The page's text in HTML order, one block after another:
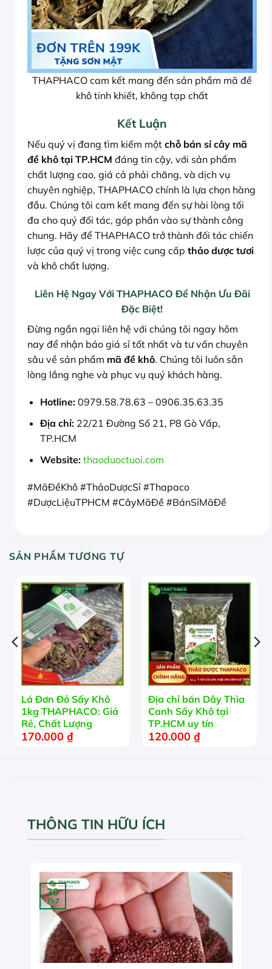
THAPHACO cam kết mang đến sản phẩm mã đề
khô tinh khiết, không tạp chất
Kết Luận
Nếu quý vị đang tìm kiếm một chỗ bán sỉ cây mã
đề khô tại TP.HCM đáng tin cậy, với sản phẩm
chất lượng cao, giá cả phải chăng, và dịch vụ
chuyên nghiệp, THAPHACO chính là lựa chọn hàng
đầu. Chúng tôi cam kết mang đến sự hài lòng tối
đa cho quý đối tác, góp phần vào sự thành công
chung. Hãy để THAPHACO trở thành đối tác chiến
lược của quý vị trong việc cung cấp thảo dược tươi
và khô chất lượng.
Liên Hệ Ngay Với THAPHACO Để Nhận Ưu Đãi
Đặc Biệt!
Đừng ngần ngại liên hệ với chúng tôi ngay hôm
nay để nhận báo giá sỉ tốt nhất và tư vấn chuyên
sâu về sản phẩm mã đề khô. Chúng tôi luôn sẵn
lòng lắng nghe và phục vụ quý khách hàng.
Hotline:0979.58.78.63 – 0906.35.63.35
Địa chỉ:22/21 Đường Số 21, P8 Gò Vấp,
TP.HCM
Website: thaoduoctuoi.com
#MãĐềKhô #ThảoDượcSỉ #Thapaco
#DượcLiệuTPHCM #CâyMãĐề #BánSỉMãĐề
SẢN PHẨM TƯƠNG TỰ
HẾT HÀNG
Lá Đơn Đỏ Sấy Khô
1kg THAPHACO: Giá
Rẻ, Chất Lượng
170.000 ₫
Địa chỉ bán Dây Thìa
Canh Sấy Khô tại
TP.HCM uy tín
120.000 ₫
THÔNG TIN HỮU ÍCH
30
Th7